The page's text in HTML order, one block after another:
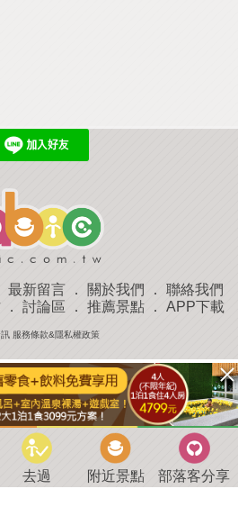
最新留言 ． 關於我們 ． 聯絡我們
． 討論區 ． 推薦景點． APP下載
服務條款&隱私權政策
去過 附近景點 部落客分享